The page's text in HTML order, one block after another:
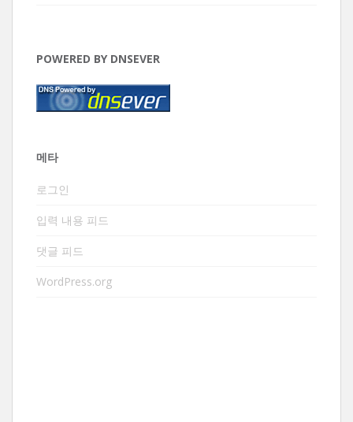
POWERED BY DNSEVER
메타
로그인
입력 내용 피드
댓글 피드
WordPress.org